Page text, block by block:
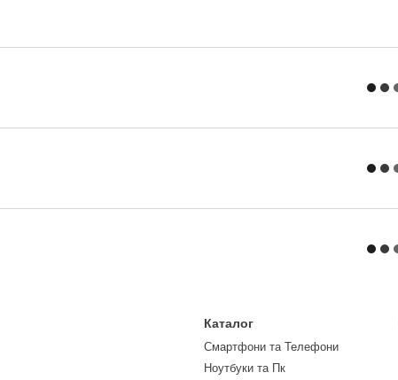
Каталог
Смартфони та Телефони
Ноутбуки та Пк